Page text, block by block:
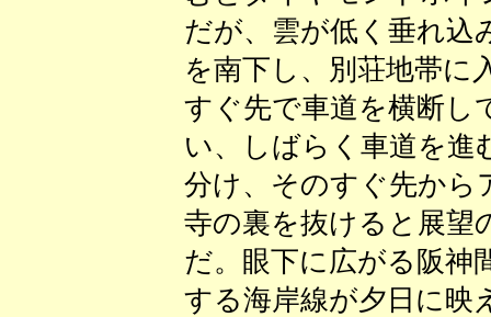
だが、雲が低く垂れ込
を南下し、別荘地帯に
すぐ先で車道を横断し
い、しばらく車道を進
分け、そのすぐ先から
寺の裏を抜けると展望
だ。眼下に広がる阪神
する海岸線が夕日に映